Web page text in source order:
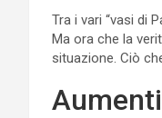
Tra i vari “vasi di
Ma ora che la
situazione. Ciò